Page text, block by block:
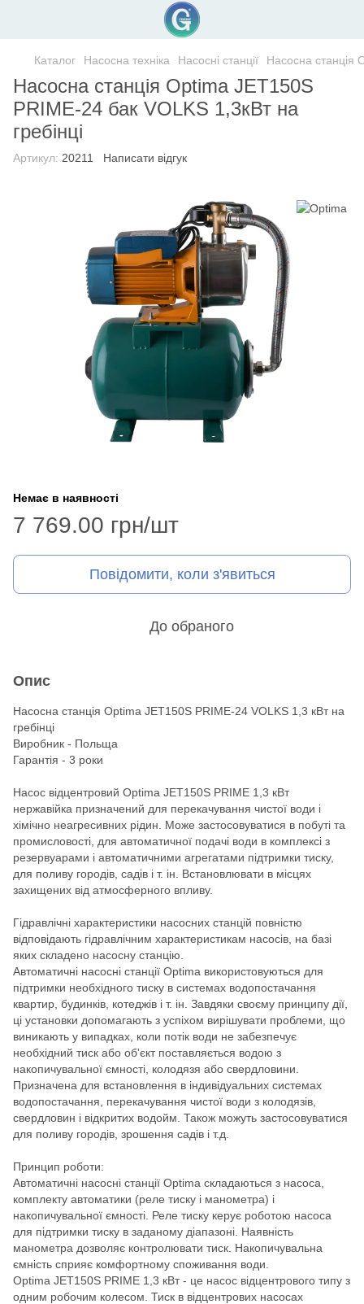
Каталог Насосна техніка Насосні станції Насосна станція
Насосна станція Optima JET150S
PRIME-24 бак VOLKS 1,3кВт на
гребінці
Артикул: 20211 Написати відгук
Немає в наявності
7 769.00 грн/шт
Повідомити, коли з'явиться
До обраного
Опис
Насосна станція Optima JET150S PRIME-24 VOLKS 1,3 кВт на
гребінці
Виробник - Польща
Гарантія - 3 роки
Насос відцентровий Optima JET150S PRIME 1,3 кВт
нержавійка призначений для перекачування чистої води і
хімічно неагресивних рідин. Може застосовуватися в побуті та
промисловості, для автоматичної подачі води в комплексі з
резервуарами і автоматичними агрегатами підтримки тиску,
для поливу городів, садів і т. ін. Встановлювати в місцях
захищених від атмосферного впливу.
Гідравлічні характеристики насосних станцій повністю
відповідають гідравлічним характеристикам насосів, на базі
яких складено насосну станцію.
Автоматичні насосні станції Optima використовуються для
підтримки необхідного тиску в системах водопостачання
квартир, будинків, котеджів і т. ін. Завдяки своєму принципу дії,
ці установки допомагають з успіхом вирішувати проблеми, що
виникають у випадках, коли потік води не забезпечує
необхідний тиск або об'єкт поставляється водою з
накопичувальної ємності, колодязя або свердловини.
Призначена для встановлення в індивідуальних системах
водопостачання, перекачування чистої води з колодязів,
свердловин і відкритих водойм. Також можуть застосовуватися
для поливу городів, зрошення садів і т.д.
Принцип роботи:
Автоматичні насосні станції Optima складаються з насоса,
комплекту автоматики (реле тиску і манометра) і
накопичувальної ємності. Реле тиску керує роботою насоса
для підтримки тиску в заданому діапазоні. Наявність
манометра дозволяє контролювати тиск. Накопичувальна
ємність сприяє комфортному споживання води.
Optima JET150S PRIME 1,3 кВт - це насос відцентрового типу з
одним робочим колесом. Тиск в відцентрових насосах